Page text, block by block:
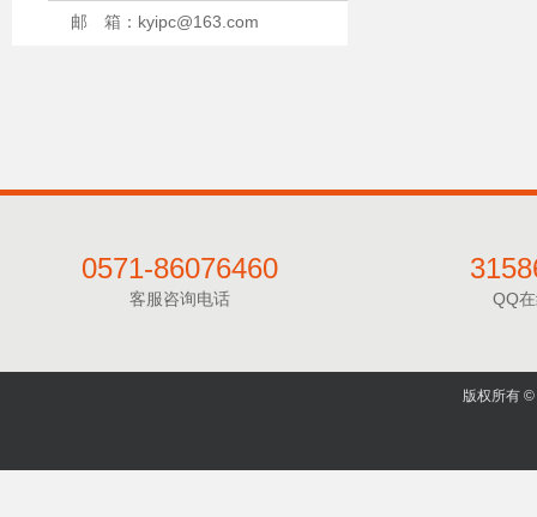
邮 箱：kyipc@163.com
0571-86076460
客服咨询电话 QQ
版权所有